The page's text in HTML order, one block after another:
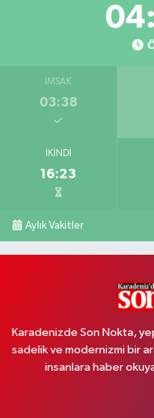
İMSAK
03:38
İKINDI
16:23
Aylık Vakitler
Karadenizde Son Nokta,
sadelik ve modernizmi bir
insanlara haber